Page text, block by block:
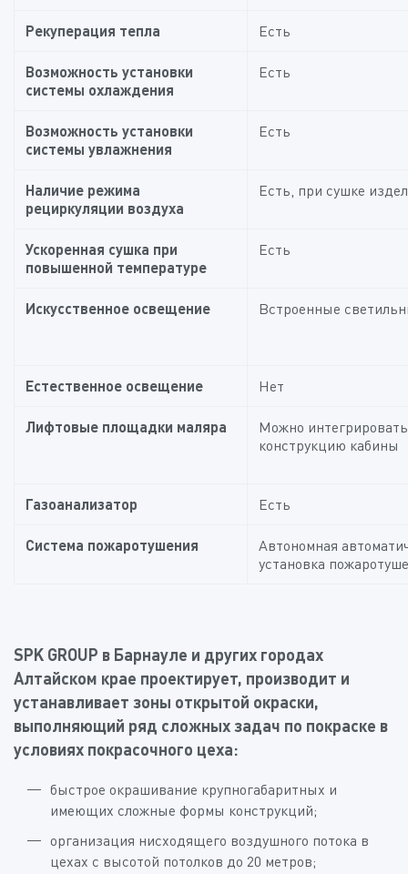
Рекуперация тепла Есть
Возможность установки
системы охлаждения
Есть
Возможность установки
системы увлажнения
Есть
Наличие режима
рециркуляции воздуха
Есть, при сушке
Ускоренная сушка при
повышенной температуре
Есть
Искусственное освещение Встроенные
Естественное освещение Нет
Лифтовые площадки маляра
Можно
конструкцию кабины
Газоанализатор Есть
Система пожаротушения
Автономная
установка
SPK GROUP в Барнауле и других городах
Алтайском крае проектирует, производит и
устанавливает зоны открытой окраски,
выполняющий ряд сложных задач по покраске в
условиях покрасочного цеха:
быстрое окрашивание крупногабаритных и
имеющих сложные формы конструкций;
организация нисходящего воздушного потока в
цехах с высотой потолков до 20 метров;